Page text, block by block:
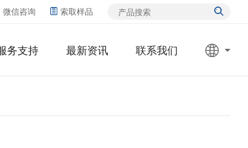
微信咨询 索取样品
务支持 最新资讯 联系我们